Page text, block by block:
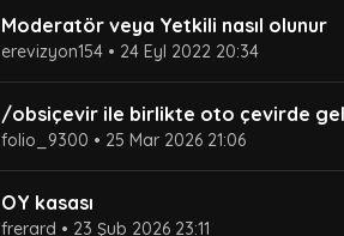
Moderatör veya Yetkili nasıl olunur
erevizyon154 • 24 Eyl 2022 20:34
/obsiçevir ile birlikte oto çevirde
folio_9300 • 25 Mar 2026 21:06
OY kasası
frerard • 23 Şub 2026 23:11